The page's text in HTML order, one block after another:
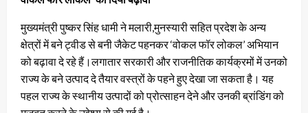
मुख्यमंत्री पुष्कर सिंह धामी ने मलारी,मुनस्यारी सहित प्रदेश के अन्य
क्षेत्रों में बने ट्वीड से बनी जैकेट पहनकर ‘वोकल फॉर लोकल’ अभियान
को बढ़ावा दे रहे हैं।लगातार सरकारी और राजनीतिक कार्यक्रमों में उनको
राज्य के बने उत्पाद दे तैयार वस्त्रों के पहने हुए देखा जा सकता है। यह
पहल राज्य के स्थानीय उत्पादों को प्रोत्साहन देने और उनकी ब्रांडिंग को